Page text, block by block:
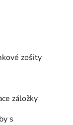
zošity
záložky
s